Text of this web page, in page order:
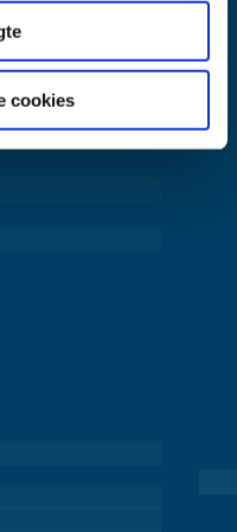
cookies